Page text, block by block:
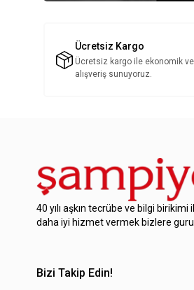
Ücretsiz Kargo
Ücretsiz kargo ile ekonomik
alışveriş sunuyoruz.
40 yılı aşkın tecrübe ve bilgi birikimi
daha iyi hizmet vermek bizlere
Bizi Takip Edin!